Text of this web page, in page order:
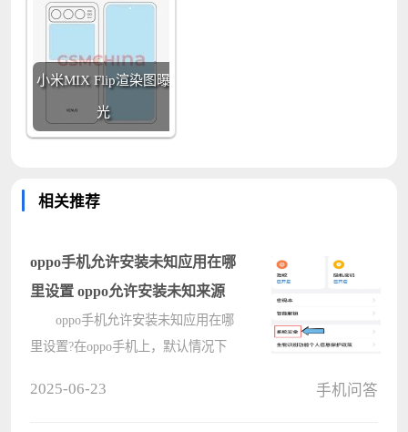
小米MIX Flip渲染图曝
光
相关推荐
oppo手机允许安装未知应用在哪
里设置 oppo允许安装未知来源
oppo手机允许安装未知应用在哪
里设置?在oppo手机上，默认情况下
2025-06-23 手机问答